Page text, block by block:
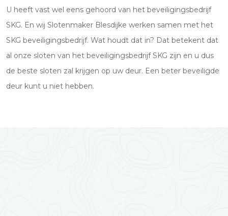
U heeft vast wel eens gehoord van het beveiligingsbedrijf
SKG. En wij Slotenmaker Blesdijke werken samen met het
SKG beveiligingsbedrijf. Wat houdt dat in? Dat betekent dat
al onze sloten van het beveiligingsbedrijf SKG zijn en u dus
de beste sloten zal krijgen op uw deur. Een beter beveiligde
deur kunt u niet hebben.